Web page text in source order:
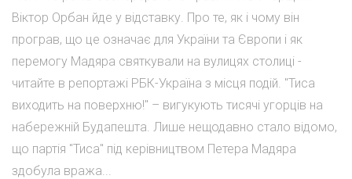
Віктор Орбан йде у відставку. Про те, як і чому він
програв, що це означає для України та Європи і як
перемогу Мадяра святкували на вулицях столиці -
читайте в репортажі РБК-Україна з місця подій. "Тиса
виходить на поверхню!" – вигукують тисячі угорців на
набережній Будапешта. Лише нещодавно стало відомо,
що партія "Тиса" під керівництвом Петера Мадяра
здобула вража...